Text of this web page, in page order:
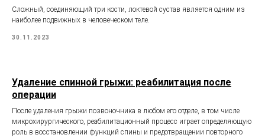
Сложный, соединяющий три кости, локтевой сустав является одним из
наиболее подвижных в человеческом теле.
30.11.2023
Удаление спинной грыжи: реабилитация после
операции
После удаления грыжи позвоночника в любом его отделе, в том числе
микрохирургического, реабилитационный процесс играет определяющую
роль в восстановлении функций спины и предотвращении повторного